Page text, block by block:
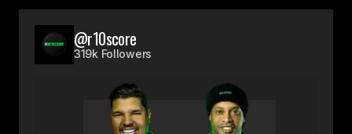
@r10score
319k Followers